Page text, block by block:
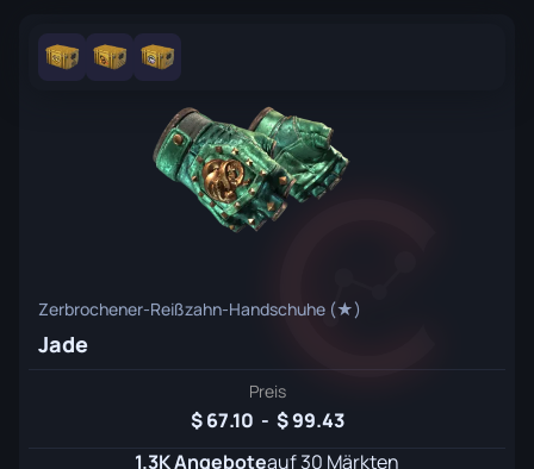
Zerbrochener-Reißzahn-Handschuhe (★)
Jade
Preis
67.10 -
99.43
1.3K Angeboteauf 30 Märkten